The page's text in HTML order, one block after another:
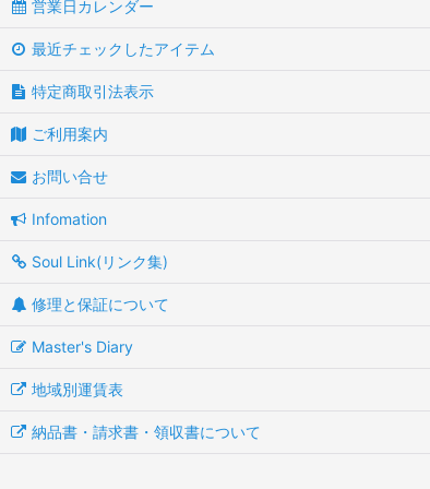
営業日カレンダー
最近チェックしたアイテム
特定商取引法表示
ご利用案内
お問い合せ
Infomation
Soul Link(リンク集)
修理と保証について
Master's Diary
地域別運賃表
納品書・請求書・領収書について